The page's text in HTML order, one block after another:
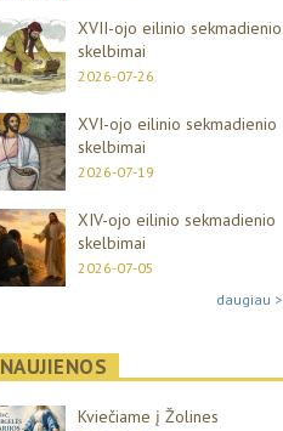
XVII-ojo eilinio sekmadienio
skelbimai
2026-07-26
XVI-ojo eilinio sekmadienio
skelbimai
2026-07-19
XIV-ojo eilinio sekmadienio
skelbimai
2026-07-05
daugiau >
NAUJIENOS
Kviečiame į Žolines